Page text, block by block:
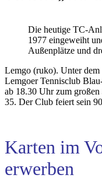
Die heutige TC-
1977 eingeweiht
Außenplätze und
Lemgo (ruko). Unter
Lemgoer Tennisclub
ab 18.30 Uhr zum
35. Der Club feiert sein
Karten im
erwerben